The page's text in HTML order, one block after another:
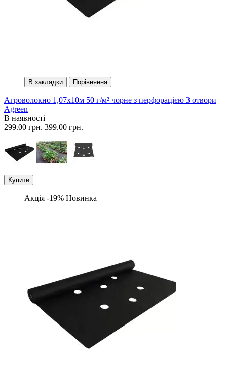
В закладки Порівняння
Агроволокно 1,07х10м 50 г/м² чорне з перфорацією 3 отвори
Agreen
В наявності
299.00 грн. 399.00 грн.
Купити
Акція -19% Новинка